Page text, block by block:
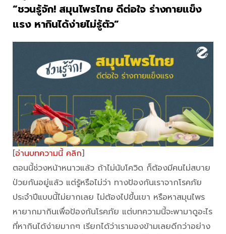
“ชวนรู้จัก! สมุนไพรไทย ดีต่อใจ ร่างกายแข็ง
แรง หากินได้ง่ายไม่รู้ตัว”
[อ่านบทความนี้ คลิก]
ตอนนี้ช่วงหน้าหนาวแล้ว ถ้าไม่นับโควิด ก็ต้องมีคนไม่สบาย
ป่วยกันอยู่แล้ว แต่รู้หรือไม่ว่า ทางป้องกันเราจากโรคภัย
ประจำปีแบบนี้ไม่ยากเลย ไม่ต้องไปขึ้นเขา หรือหาสมุนไพร
หายากมากินเพื่อป้องกันโรคภัย แต่บทความนี้จะพามาดูอะไร
ที่หากินได้ง่ายมากๆ เรียกได้ว่าเรามองข้ามเลยดีกว่าอย่าง